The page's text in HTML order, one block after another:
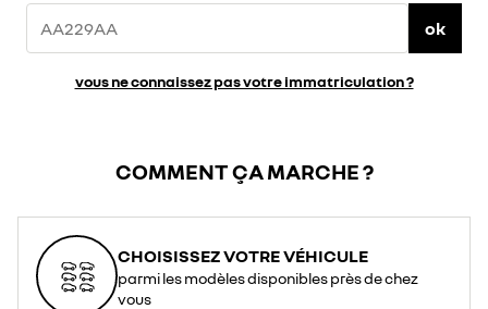
ok
vous ne connaissez pas votre immatriculation ?
COMMENT ÇA MARCHE ?
CHOISISSEZ VOTRE VÉHICULE
parmi les modèles disponibles près de chez
vous